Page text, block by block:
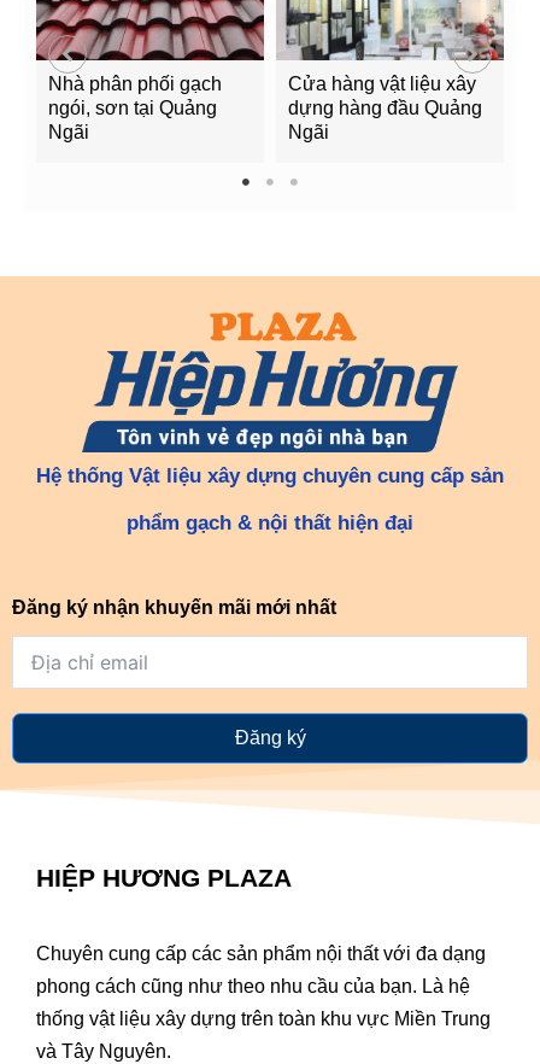
Nhà phân phối gạch
ngói, sơn tại Quảng
Ngãi
Cửa hàng vật liệu xây
dựng hàng đầu Quảng
Ngãi
1 2 3
Hệ thống Vật liệu xây dựng chuyên cung cấp sản
phẩm gạch & nội thất hiện đại
Đăng ký nhận khuyến mãi mới nhất
Đăng ký
HIỆP HƯƠNG PLAZA
Chuyên cung cấp các sản phẩm nội thất với đa dạng
phong cách cũng như theo nhu cầu của bạn. Là hệ
thống vật liệu xây dựng trên toàn khu vực Miền Trung
và Tây Nguyên.